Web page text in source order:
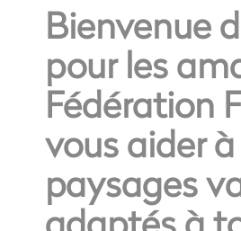
Bienvenue
pour les
Fédération
vous aider
paysages